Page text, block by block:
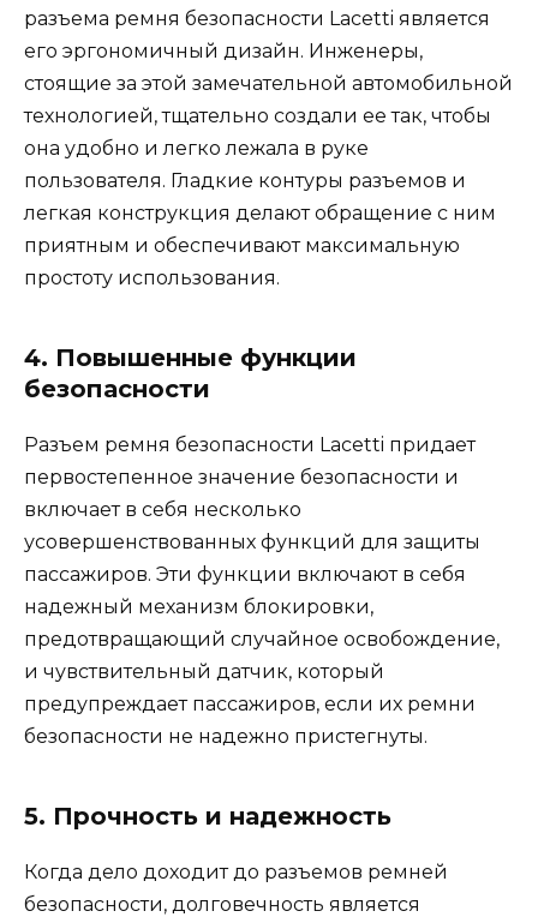
разъема ремня безопасности Lacetti является
его эргономичный дизайн. Инженеры,
стоящие за этой замечательной автомобильной
технологией, тщательно создали ее так, чтобы
она удобно и легко лежала в руке
пользователя. Гладкие контуры разъемов и
легкая конструкция делают обращение с ним
приятным и обеспечивают максимальную
простоту использования.
4. Повышенные функции
безопасности
Разъем ремня безопасности Lacetti придает
первостепенное значение безопасности и
включает в себя несколько
усовершенствованных функций для защиты
пассажиров. Эти функции включают в себя
надежный механизм блокировки,
предотвращающий случайное освобождение,
и чувствительный датчик, который
предупреждает пассажиров, если их ремни
безопасности не надежно пристегнуты.
5. Прочность и надежность
Когда дело доходит до разъемов ремней
безопасности, долговечность является